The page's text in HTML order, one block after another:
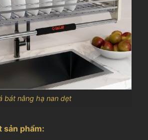
bát nâng hạ nan dẹt
sản phẩm: